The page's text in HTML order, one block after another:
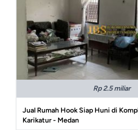
Rp 2.5 miliar
Jual Rumah Hook Siap Huni di
Karikatur - Medan